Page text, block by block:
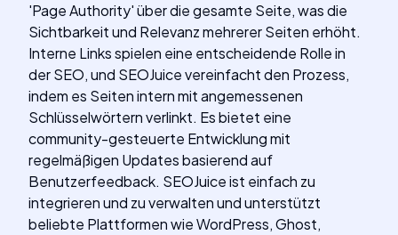
'Page Authority' über die gesamte Seite, was die
Sichtbarkeit und Relevanz mehrerer Seiten erhöht.
Interne Links spielen eine entscheidende Rolle in
der SEO, und SEOJuice vereinfacht den Prozess,
indem es Seiten intern mit angemessenen
Schlüsselwörtern verlinkt. Es bietet eine
community-gesteuerte Entwicklung mit
regelmäßigen Updates basierend auf
Benutzerfeedback. SEOJuice ist einfach zu
integrieren und zu verwalten und unterstützt
beliebte Plattformen wie WordPress, Ghost,